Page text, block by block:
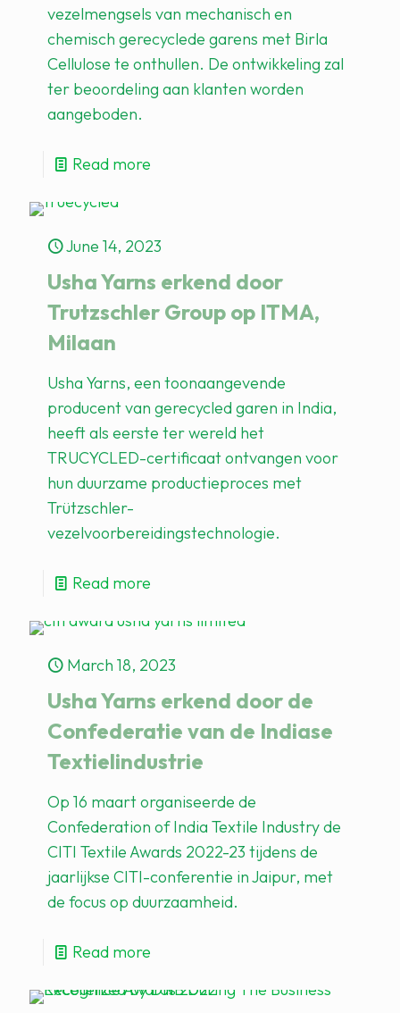
vezelmengsels van mechanisch en
chemisch gerecyclede garens met Birla
Cellulose te onthullen. De ontwikkeling zal
ter beoordeling aan klanten worden
aangeboden.
Read more
June 14, 2023
Usha Yarns erkend door
Trutzschler Group op ITMA,
Milaan
Usha Yarns, een toonaangevende
producent van gerecycled garen in India,
heeft als eerste ter wereld het
TRUCYCLED-certificaat ontvangen voor
hun duurzame productieproces met
Trützschler-
vezelvoorbereidingstechnologie.
Read more
March 18, 2023
Usha Yarns erkend door de
Confederatie van de Indiase
Textielindustrie
Op 16 maart organiseerde de
Confederation of India Textile Industry de
CITI Textile Awards 2022-23 tijdens de
jaarlijkse CITI-conferentie in Jaipur, met
de focus op duurzaamheid.
Read more